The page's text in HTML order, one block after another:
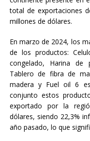
total de exportaciones
millones de dólares.
En marzo de 2024, los
de los productos:
congelado, Harina de
Tablero de fibra de
madera y Fuel oil 6
conjunto estos
exportado por la
dólares, siendo 22,3%
año pasado, lo que